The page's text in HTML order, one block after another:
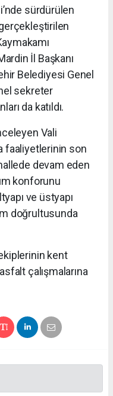
sürdürülen
İl Başkanı
Belediyesi Genel
sekreter
da katıldı.
Vali
faaliyetlerinin son
devam eden
konforunu
ve üstyapı
doğrultusunda
kent
çalışmalarına